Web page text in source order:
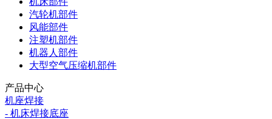
汽轮机部件
风能部件
注塑机部件
机器人部件
大型空气压缩机部件
产品中心
机座焊接
- 机床焊接底座